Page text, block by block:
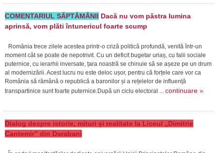
COMENTARIUL SĂPTĂMÂNII Dacă nu vom păstra lumina
aprinsă, vom plăti întunericul foarte scump
România trece zilele acestea printr-o criză politică profundă, venită într-un
moment cât se poate de nepotrivit. Cu un deficit bugetar uriaș, cu falii sociale
puternice, cu ierarhii inversate, țara noastră se chinuie să se așeze pe un drum
al modernizării. Acest lucru nu este deloc ușor, pentru că forțele care vor ca
România să rămână o republică a baronilor și a rețelelor de influență
transpartinice sunt foarte puternice.După un ciclu electoral ... continuare »
Dialog despre istorie, mituri și realitate la Liceul „Dimitrie
Cantemir” din Darabani